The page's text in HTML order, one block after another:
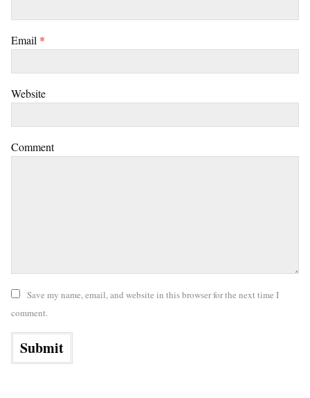
Email *
Website
Comment
Save my name, email, and website in this browser for the next time I
comment.